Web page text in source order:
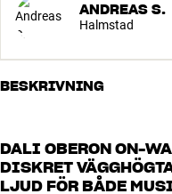
ANDREAS S.
Halmstad
BESKRIVNING
DALI OBERON ON-
DISKRET
LJUD FÖR BÅDE